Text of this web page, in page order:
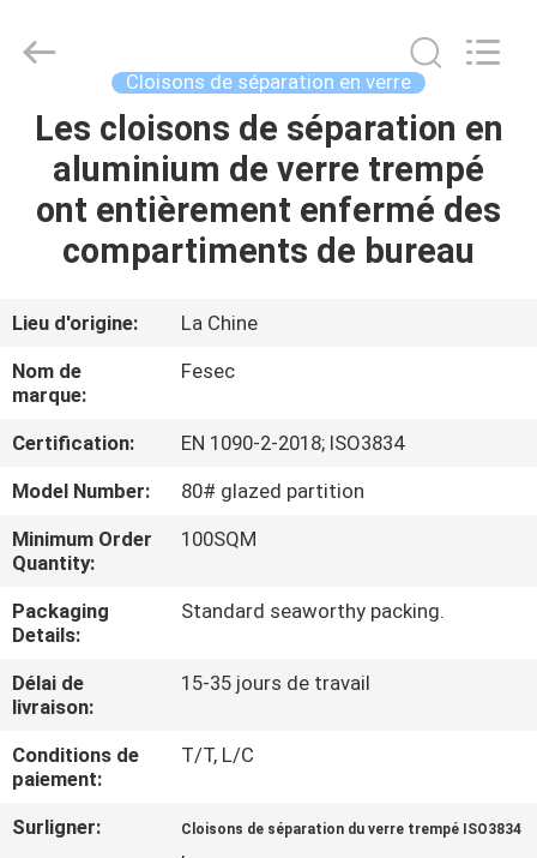
MAISON
PRODUITS
SUJET
DE
NOUS
VISITE
D'USINE
CONTRÔLE
DE
QUALITÉ
CONTACTEZ-
NOUS
FASEC
Buildings
Cloisons de séparation en verre
Les cloisons de séparation en
aluminium de verre trempé
ont entièrement enfermé des
compartiments de bureau
Lieu d'origine:
La Chine
Nom de
marque:
Fesec
Certification:
EN 1090-2-2018; ISO3834
Model Number:
80# glazed partition
Minimum Order
Quantity:
100SQM
Packaging
Details:
Standard seaworthy packing.
Délai de
livraison:
15-35 jours de travail
Conditions de
paiement:
T/T, L/C
Surligner: Cloisons de séparation du verre trempé ISO3834
,